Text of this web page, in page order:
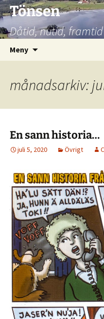
Hoppa
till
innehåll
Tönsen
Dåtid, nutid, framtid
Meny
månadsarkiv:
En sann historia…
juli 5, 2020 Övrigt